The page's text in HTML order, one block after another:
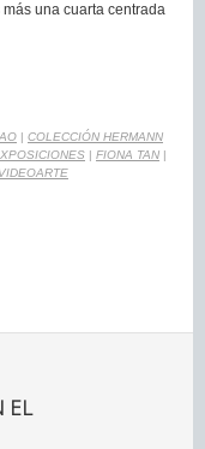
una cuarta centrada
| COLECCIÓN HERMANN
| FIONA TAN |
VIDEOARTE
EL